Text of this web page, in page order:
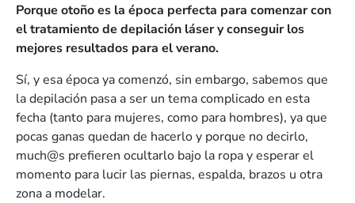
Porque otoño es la época perfecta para comenzar con
el tratamiento de depilación láser y conseguir los
mejores resultados para el verano.
Sí, y esa época ya comenzó, sin embargo, sabemos que
la depilación pasa a ser un tema complicado en esta
fecha (tanto para mujeres, como para hombres), ya que
pocas ganas quedan de hacerlo y porque no decirlo,
much@s prefieren ocultarlo bajo la ropa y esperar el
momento para lucir las piernas, espalda, brazos u otra
zona a modelar.